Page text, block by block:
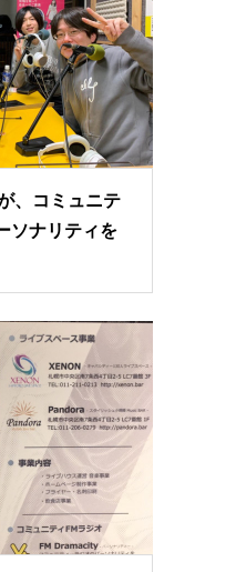
、コミュニテ
ソナリティを